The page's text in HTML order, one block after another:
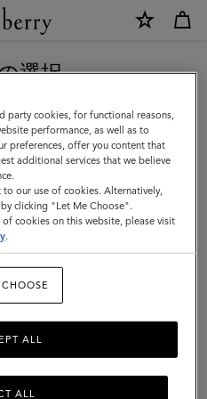
スやポーチなど、人気を誇る財布
上げたマルベリーのスモールレザ
小物使いをランクアップ。
フィルターと並び替え
選択
が、アメリカにいることがわか
た。
く
る
party cookies, for functional reasons,
performance, as well as to
preferences, offer you content that
additional services that we believe
our use of cookies. Alternatively,
clicking "Let Me Choose".
cookies on this website, please visit
.
ALL
ALL